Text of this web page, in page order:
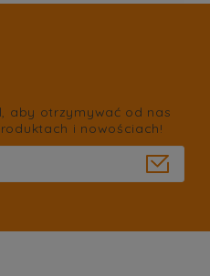
aby otrzymywać od nas
i nowościach!